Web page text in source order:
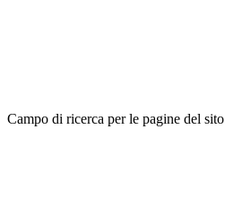
Campo di ricerca per le pagine del sito